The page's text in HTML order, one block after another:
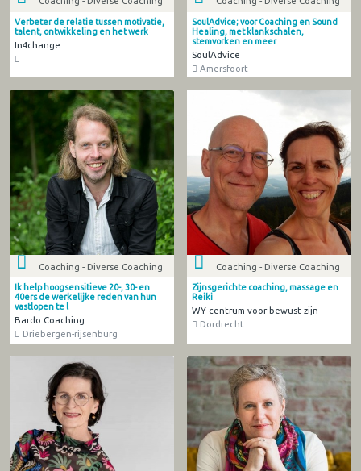
Verbeter de relatie tussen motivatie,
talent, ontwikkeling en het werk
In4change
SoulAdvice; voor Coaching en Sound
Healing, met klankschalen,
stemvorken en meer
SoulAdvice
Amersfoort
Coaching - Diverse Coaching
Ik help hoogsensitieve 20-, 30- en
40ers de werkelijke reden van hun
vastlopen te l
Bardo Coaching
Driebergen-rijsenburg
Coaching - Diverse Coaching
Zijnsgerichte coaching, massage en
Reiki
WY centrum voor bewust-zijn
Dordrecht